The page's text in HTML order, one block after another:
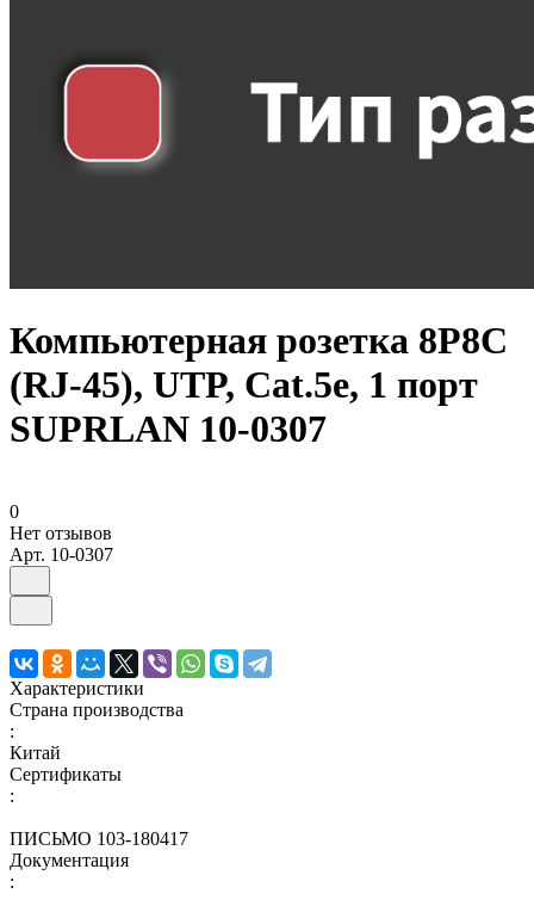
Компьютерная розетка 8P8C
(RJ-45), UTP, Cat.5e, 1 порт
SUPRLAN 10-0307
0
Нет отзывов
Арт. 10-0307
Характеристики
Страна производства
:
Китай
Сертификаты
:
ПИСЬМО 103-180417
Документация
: